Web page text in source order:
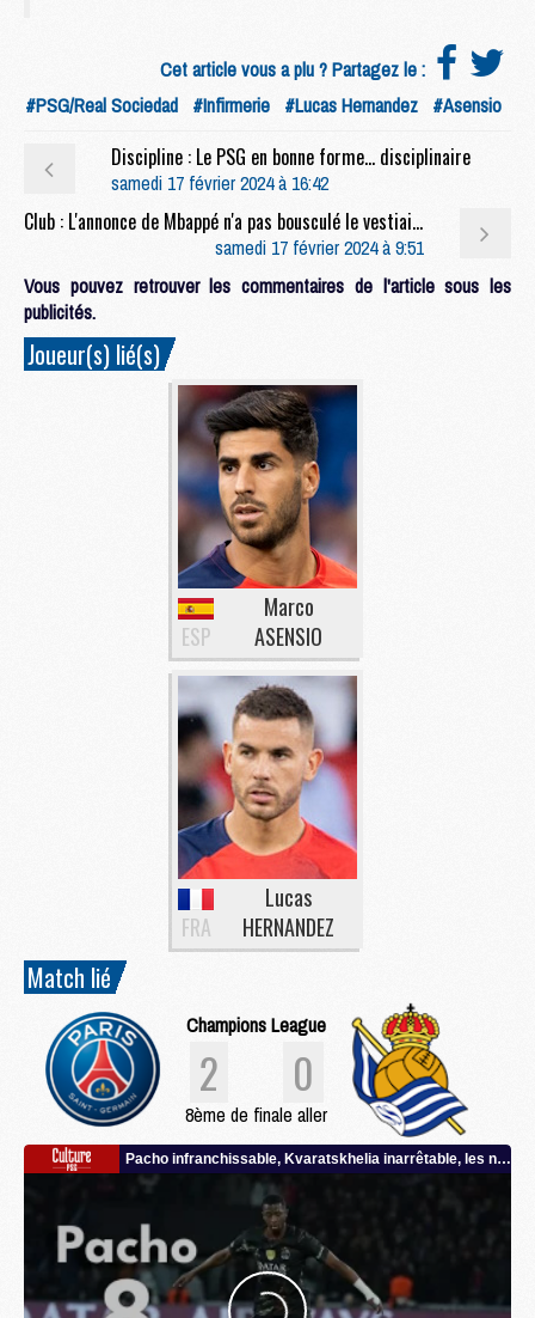
Cet article vous a plu ? Partagez le :
#PSG/Real Sociedad #Infirmerie #Lucas Hernandez #Asensio
Discipline : Le PSG en bonne forme... disciplinaire
samedi 17 février 2024 à 16:42
Club : L'annonce de Mbappé n'a pas bousculé le vestiaire du PSG
samedi 17 février 2024 à 9:51
Vous pouvez retrouver les commentaires de l'article sous les
publicités.
Joueur(s) lié(s)
ESP
Marco
ASENSIO
FRA
Lucas
HERNANDEZ
Match lié
Champions League
2 0
8ème de finale aller